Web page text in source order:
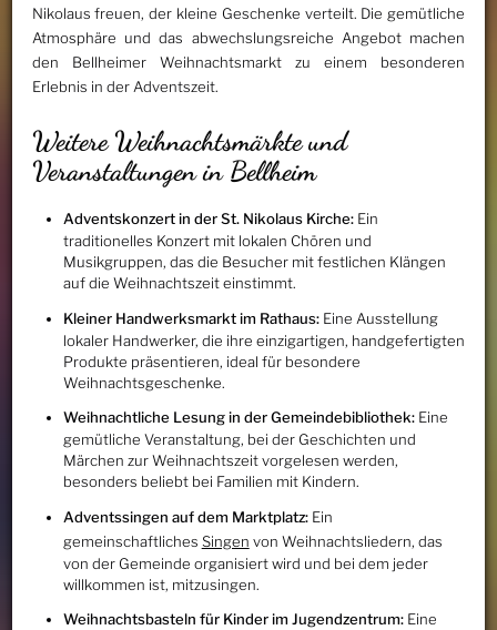
Nikolaus freuen, der kleine Geschenke verteilt. Die gemütliche
Atmosphäre und das abwechslungsreiche Angebot machen
den Bellheimer Weihnachtsmarkt zu einem besonderen
Erlebnis in der Adventszeit.
Weitere Weihnachtsmärkte und
Veranstaltungen in Bellheim
Adventskonzert in der St. Nikolaus Kirche:Ein
traditionelles Konzert mit lokalen Chören und
Musikgruppen, das die Besucher mit festlichen Klängen
auf die Weihnachtszeit einstimmt.
Kleiner Handwerksmarkt im Rathaus:Eine Ausstellung
lokaler Handwerker, die ihre einzigartigen, handgefertigten
Produkte präsentieren, ideal für besondere
Weihnachtsgeschenke.
Weihnachtliche Lesung in der Gemeindebibliothek:Eine
gemütliche Veranstaltung, bei der Geschichten und
Märchen zur Weihnachtszeit vorgelesen werden,
besonders beliebt bei Familien mit Kindern.
Adventssingen auf dem Marktplatz:Ein
gemeinschaftliches Singen von Weihnachtsliedern, das
von der Gemeinde organisiert wird und bei dem jeder
willkommen ist, mitzusingen.
Weihnachtsbasteln für Kinder im Jugendzentrum:Eine